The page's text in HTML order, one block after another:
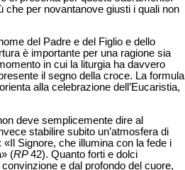
per novantanove giusti i quali non
del Padre e del Figlio e dello
è importante per una ragione sia
in cui la liturgia ha davvero
il segno della croce. La formula
alla celebrazione dell’Eucaristia,
deve semplicemente dire al
stabilire subito un’atmosfera di
Signore, che illumina con la fede i
(RP42). Quanto forti e dolci
e dal profondo del cuore,